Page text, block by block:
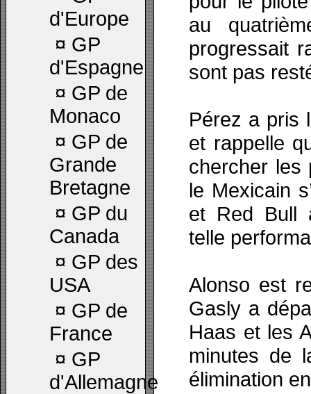
d'Europe
¤ GP
d'Espagne
¤ GP de
Monaco
¤ GP de
Grande
Bretagne
¤ GP du
Canada
¤ GP des
USA
¤ GP de
France
¤ GP
d'Allemagne
au
progressait
sont pas
Pérez a pris
et rappelle
chercher les
le Mexicain
et Red Bull
telle
Alonso est
Gasly a
Haas et les
minutes de
élimination